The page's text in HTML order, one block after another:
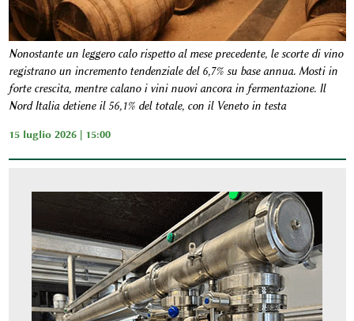
Nonostante un leggero calo rispetto al mese precedente, le scorte di vino
registrano un incremento tendenziale del 6,7% su base annua. Mosti in
forte crescita, mentre calano i vini nuovi ancora in fermentazione. Il
Nord Italia detiene il 56,1% del totale, con il Veneto in testa
15 luglio 2026 | 15:00